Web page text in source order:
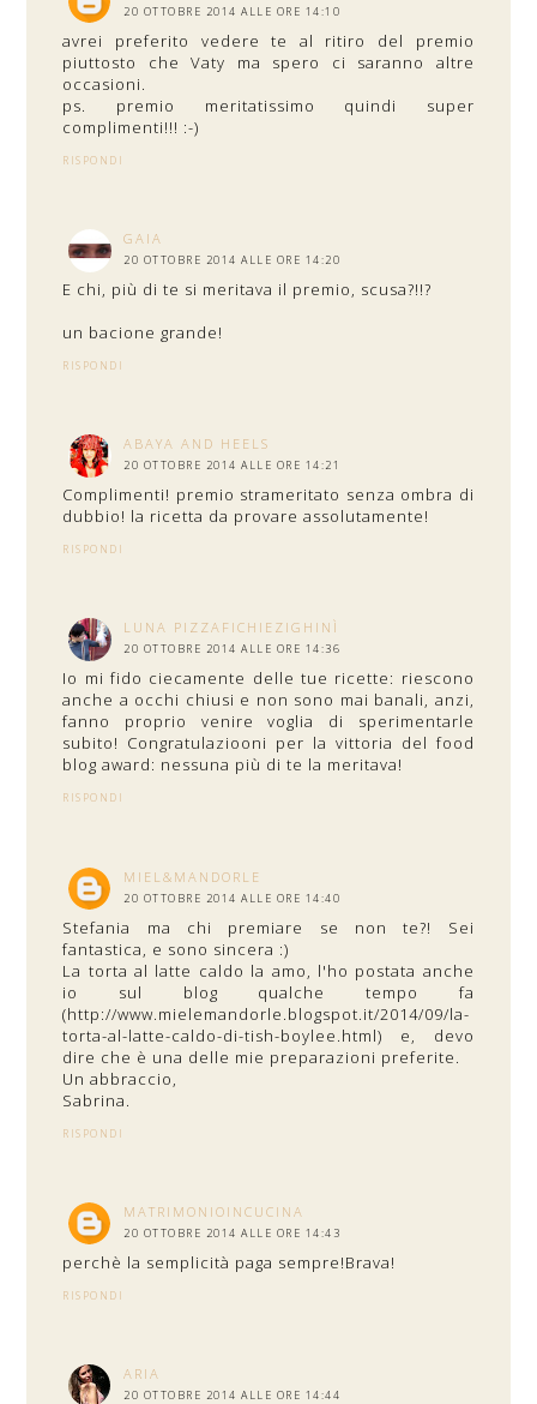
20 OTTOBRE 2014 ALLE ORE 14:10
avrei preferito vedere te al ritiro del premio
piuttosto che Vaty ma spero ci saranno altre
occasioni.
ps. premio meritatissimo quindi super
complimenti!!! :-)
RISPONDI
GAIA
20 OTTOBRE 2014 ALLE ORE 14:20
E chi, più di te si meritava il premio, scusa?!!?
un bacione grande!
RISPONDI
ABAYA AND HEELS
20 OTTOBRE 2014 ALLE ORE 14:21
Complimenti! premio strameritato senza ombra di
dubbio! la ricetta da provare assolutamente!
RISPONDI
LUNA PIZZAFICHIEZIGHINÌ
20 OTTOBRE 2014 ALLE ORE 14:36
Io mi fido ciecamente delle tue ricette: riescono
anche a occhi chiusi e non sono mai banali, anzi,
fanno proprio venire voglia di sperimentarle
subito! Congratulaziooni per la vittoria del food
blog award: nessuna più di te la meritava!
RISPONDI
MIEL&MANDORLE
20 OTTOBRE 2014 ALLE ORE 14:40
Stefania ma chi premiare se non te?! Sei
fantastica, e sono sincera :)
La torta al latte caldo la amo, l'ho postata anche
io sul blog qualche tempo fa
(http://www.mielemandorle.blogspot.it/2014/09/la-
torta-al-latte-caldo-di-tish-boylee.html) e, devo
dire che è una delle mie preparazioni preferite.
Un abbraccio,
Sabrina.
RISPONDI
MATRIMONIOINCUCINA
20 OTTOBRE 2014 ALLE ORE 14:43
perchè la semplicità paga sempre!Brava!
RISPONDI
ARIA
20 OTTOBRE 2014 ALLE ORE 14:44